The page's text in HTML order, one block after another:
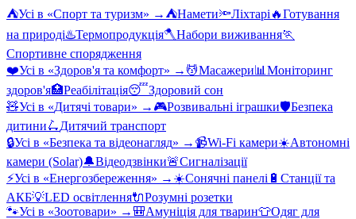
⛺Усі в «Спорт та туризм» → ⛺Намети🔦Ліхтарі 🔥Готування
на природі♨️Термопродукція🪓Набори виживання🏃
Спортивне спорядження
❤️Усі в «Здоров'я та комфорт» → 💆Масажери📊 Моніторинг
здоров'я🏥Реабілітація😴Здоровий сон
🧸Усі в «Дитячі товари» → 🎮Розвивальні іграшки🛡️Безпека
дитини🛴Дитячий транспорт
🔒Усі в «Безпека та відеонагляд» → 📹Wi-Fi камери☀️Автономні
камери (Solar)🔔Відеодзвінки🚨Сигналізації
⚡Усі в «Енергозбереження» → ☀️Сонячні панелі 🔋 Станції та
АКБ💡LED освітлення🔌Розумні розетки
🐾Усі в «Зоотовари» → 🎒Амуніція для тварин👕Одяг для